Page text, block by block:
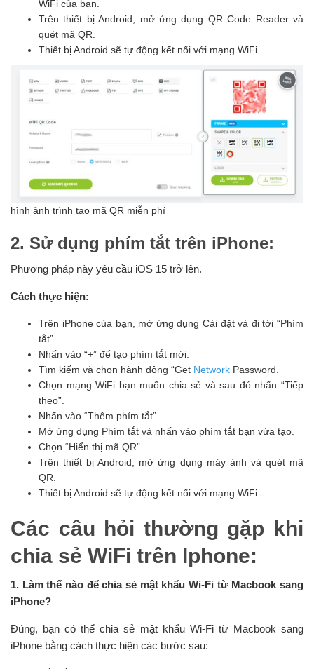
WiFi của bạn.
Trên thiết bị Android, mở ứng dụng QR Code Reader và
quét mã QR.
Thiết bị Android sẽ tự động kết nối với mạng WiFi.
hình ảnh trình tạo mã QR miễn phí
2. Sử dụng phím tắt trên iPhone:
Phương pháp này yêu cầu iOS 15 trở lên.
Cách thực hiện:
Trên iPhone của bạn, mở ứng dụng Cài đặt và đi tới “Phím
tắt”.
Nhấn vào “+” để tạo phím tắt mới.
Tìm kiếm và chọn hành động “Get Network Password.
Chọn mạng WiFi bạn muốn chia sẻ và sau đó nhấn “Tiếp
theo”.
Nhấn vào “Thêm phím tắt”.
Mở ứng dụng Phím tắt và nhấn vào phím tắt bạn vừa tạo.
Chọn “Hiển thị mã QR”.
Trên thiết bị Android, mở ứng dụng máy ảnh và quét mã
QR.
Thiết bị Android sẽ tự động kết nối với mạng WiFi.
Các câu hỏi thường gặp khi
chia sẻ WiFi trên Iphone:
1. Làm thế nào để chia sẻ mật khẩu Wi-Fi từ Macbook sang
iPhone?
Đúng, bạn có thể chia sẻ mật khẩu Wi-Fi từ Macbook sang
iPhone bằng cách thực hiện các bước sau: